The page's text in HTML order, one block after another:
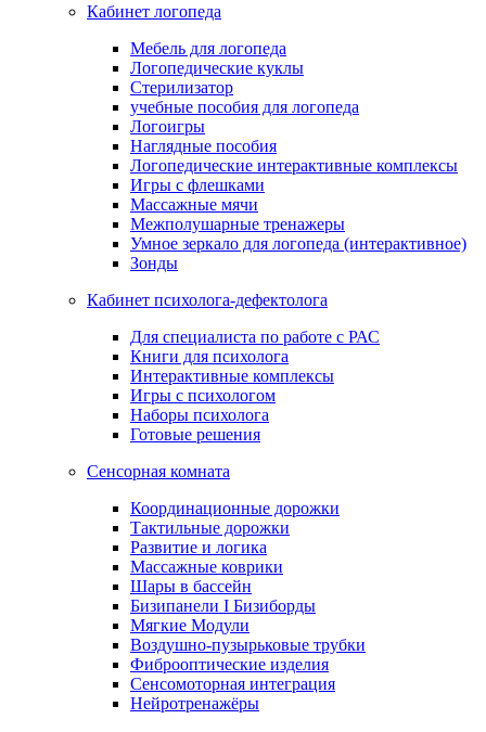
Кабинет логопеда
Мебель для логопеда
Логопедические куклы
Стерилизатор
учебные пособия для логопеда
Логоигры
Наглядные пособия
Логопедические интерактивные комплексы
Игры с флешками
Массажные мячи
Межполушарные тренажеры
Умное зеркало для логопеда (интерактивное)
Зонды
Кабинет психолога-дефектолога
Для специалиста по работе с РАС
Книги для психолога
Интерактивные комплексы
Игры с психологом
Наборы психолога
Готовые решения
Сенсорная комната
Координационные дорожки
Тактильные дорожки
Развитие и логика
Массажные коврики
Шары в бассейн
Бизипанели I Бизиборды
Мягкие Модули
Воздушно-пузырьковые трубки
Фиброоптические изделия
Сенсомоторная интеграция
Нейротренажёры